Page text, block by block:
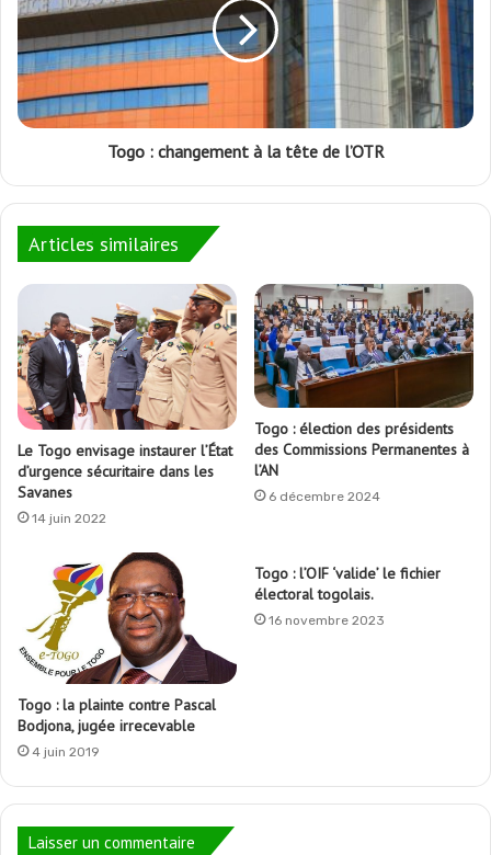
Togo : changement à la tête de l’OTR
Articles similaires
Le Togo envisage instaurer l’État
d’urgence sécuritaire dans les
Savanes
14 juin 2022
Togo : élection des présidents
des Commissions Permanentes à
l’AN
6 décembre 2024
Togo : la plainte contre Pascal
Bodjona, jugée irrecevable
4 juin 2019
Togo : l’OIF ‘valide’ le fichier
électoral togolais.
16 novembre 2023
Laisser un commentaire